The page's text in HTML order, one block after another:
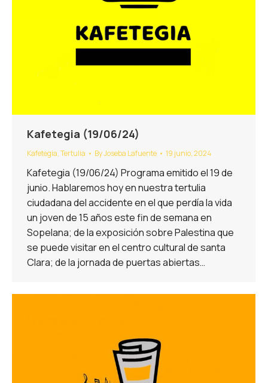
Kafetegia (19/06/24)
Kafetegia,Tertulia ByJoseba Lafuente 19 junio, 2024
Kafetegia (19/06/24) Programa emitido el 19 de
junio. Hablaremos hoy en nuestra tertulia
ciudadana del accidente en el que perdía la vida
un joven de 15 años este fin de semana en
Sopelana; de la exposición sobre Palestina que
se puede visitar en el centro cultural de santa
Clara; de la jornada de puertas abiertas…